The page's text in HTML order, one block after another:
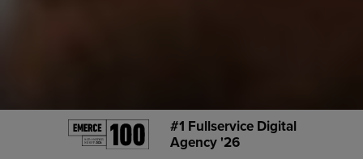
#1 Fullservice Digital
Agency '26